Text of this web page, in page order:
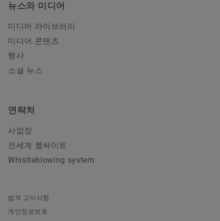
뉴스와 미디어
미디어 라이브러리
미디어 콘텐츠
행사
소셜 뉴스
연락처
사업장
전세계 웹싸이트
Whistleblowing system
법적 고지사항
개인정보보호